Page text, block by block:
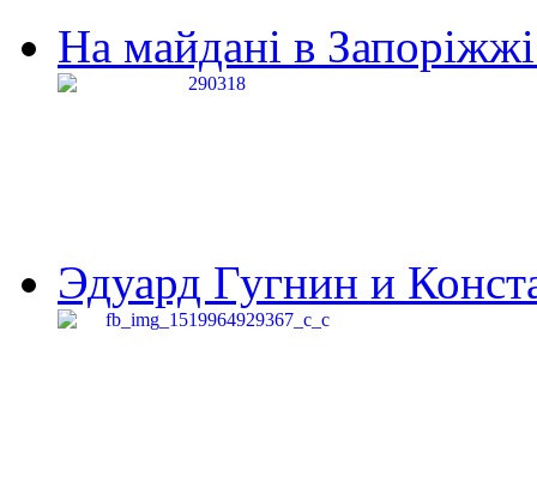
На майдані в
Эдуард Гугнин и